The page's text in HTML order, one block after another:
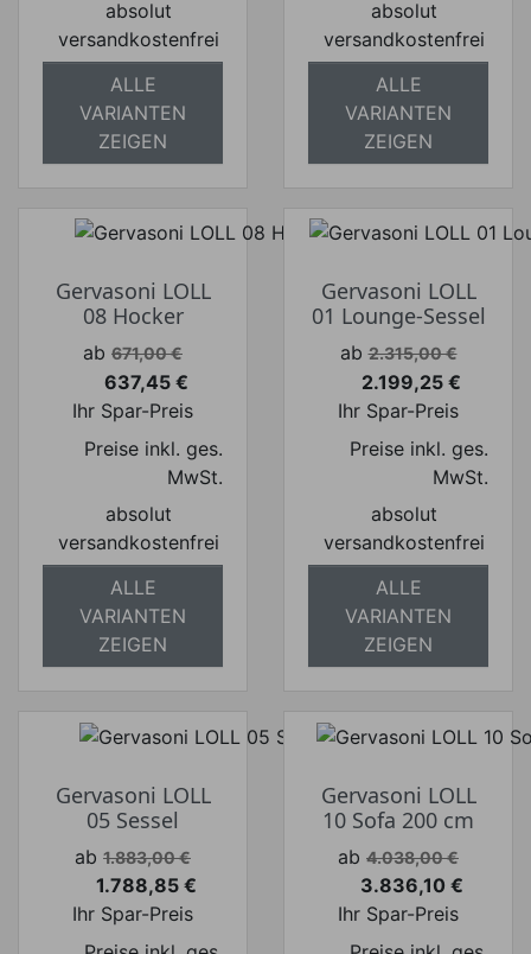
absolut
versandkostenfrei
ALLE
VARIANTEN
ZEIGEN
absolut
versandkostenfrei
ALLE
VARIANTEN
ZEIGEN
Gervasoni LOLL
08 Hocker
Verkaufspreis
ab 671,00 €
Preis
637,45 €
Ihr Spar-Preis
Preise inkl. ges.
MwSt.
absolut
versandkostenfrei
ALLE
VARIANTEN
ZEIGEN
Gervasoni LOLL
01 Lounge-Sessel
Verkaufspreis
ab 2.315,00 €
Preis
2.199,25 €
Ihr Spar-Preis
Preise inkl. ges.
MwSt.
absolut
versandkostenfrei
ALLE
VARIANTEN
ZEIGEN
Gervasoni LOLL
05 Sessel
Verkaufspreis
ab 1.883,00 €
Preis
1.788,85 €
Ihr Spar-Preis
Gervasoni LOLL
10 Sofa 200 cm
Verkaufspreis
ab 4.038,00 €
Preis
3.836,10 €
Ihr Spar-Preis